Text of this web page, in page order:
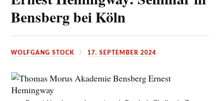
Bensberg bei Köln
WOLFGANG STOCK 17. SEPTEMBER 2024